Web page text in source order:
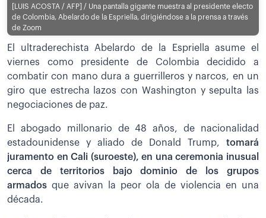
[LUIS ACOSTA / AFP] / Una pantalla gigante muestra al presidente electo
de Colombia, Abelardo de la Espriella, dirigiéndose a la prensa a través
de Zoom
El ultraderechista Abelardo de la Espriella asume el
viernes como presidente de Colombia decidido a
combatir con mano dura a guerrilleros y narcos, en un
giro que estrecha lazos con Washington y sepulta las
negociaciones de paz.
El abogado millonario de 48 años, de nacionalidad
estadounidense y aliado de Donald Trump, tomará
juramento en Cali (suroeste), en una ceremonia inusual
cerca de territorios bajo dominio de los grupos
armados que avivan la peor ola de violencia en una
década.